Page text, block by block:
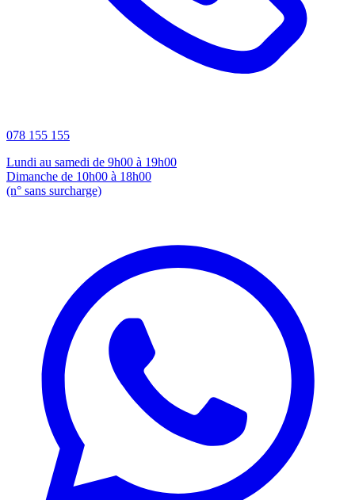
078 155 155
Lundi au samedi de 9h00 à 19h00
Dimanche de 10h00 à 18h00
(n° sans surcharge)